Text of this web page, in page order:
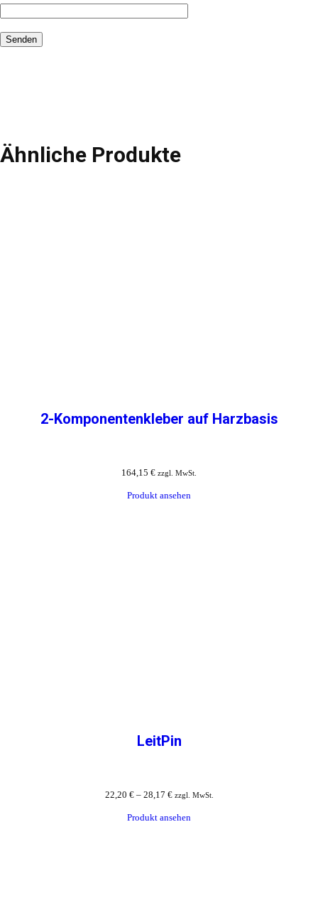
Ähnliche Produkte
2-Komponentenkleber auf Harzbasis
164,15 € zzgl. MwSt.
Produkt ansehen
LeitPin
22,20 €– 28,17 € zzgl. MwSt.
Produkt ansehen